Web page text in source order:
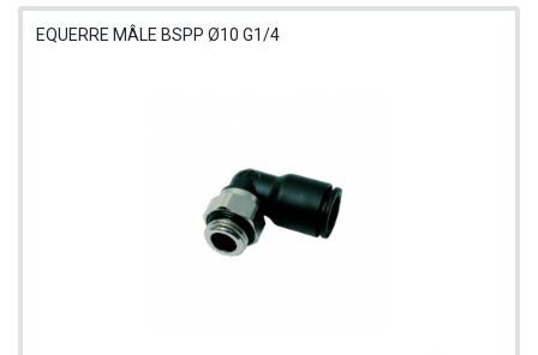
EQUERRE MÂLE BSPP Ø10 G1/4